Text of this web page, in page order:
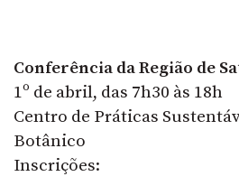
Conferência da Região de
1º de abril, das 7h30 às 18h
Centro de Práticas
Botânico
Inscrições: